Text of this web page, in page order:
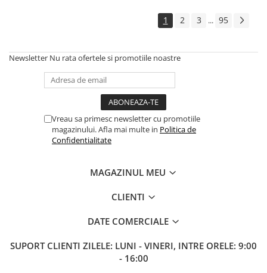
1 2 3 ... 95
Newsletter Nu rata ofertele si promotiile noastre
Vreau sa primesc newsletter cu promotiile
magazinului. Afla mai multe in Politica de
Confidentialitate
MAGAZINUL MEU
CLIENTI
DATE COMERCIALE
SUPORT CLIENTI ZILELE: LUNI - VINERI, INTRE ORELE: 9:00
- 16:00